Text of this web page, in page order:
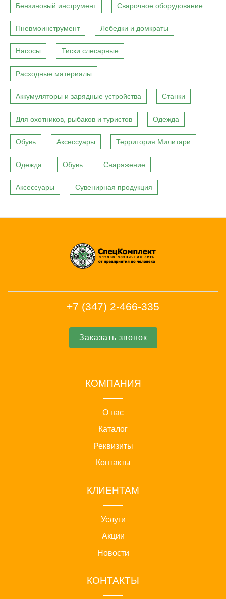
Бензиновый инструмент Сварочное оборудование
Пневмоинструмент Лебедки и домкраты
Насосы Тиски слесарные
Расходные материалы
Аккумуляторы и зарядные устройства Станки
Для охотников, рыбаков и туристов Одежда
Обувь Аксессуары Территория Милитари
Одежда Обувь Снаряжение
Аксессуары Сувенирная продукция
+7 (347) 2-466-335
Заказать звонок
КОМПАНИЯ
О нас
Каталог
Реквизиты
Контакты
КЛИЕНТАМ
Услуги
Акции
Новости
КОНТАКТЫ